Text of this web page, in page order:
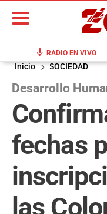
mic RADIO EN VIVO
Inicio SOCIEDAD
Desarrollo
fechas
las